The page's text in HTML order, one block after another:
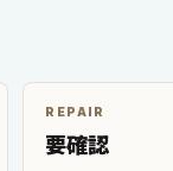
REPAIR
要確認